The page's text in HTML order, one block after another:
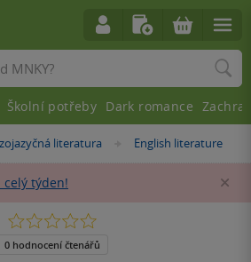
literatura »
English literature
celý týden!
0.0
5
0 hodnocení čtenářů
Školní potřeby Dark romance